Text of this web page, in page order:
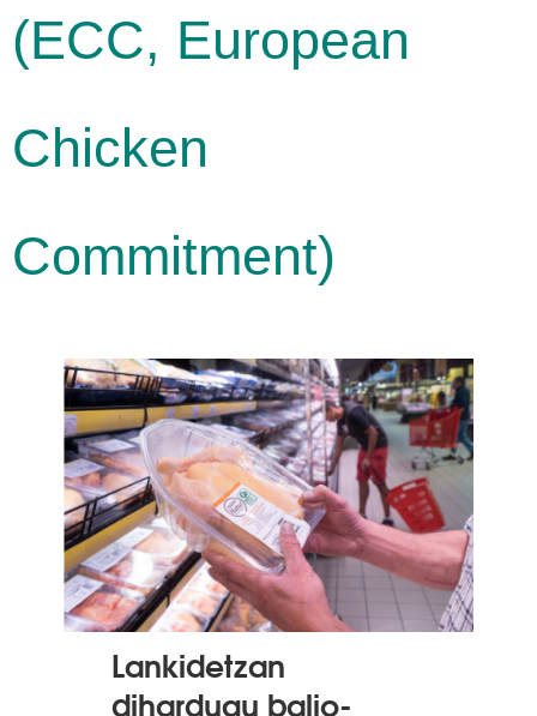
(ECC, European
Chicken
Commitment)
Lankidetzan
dihardugu balio-